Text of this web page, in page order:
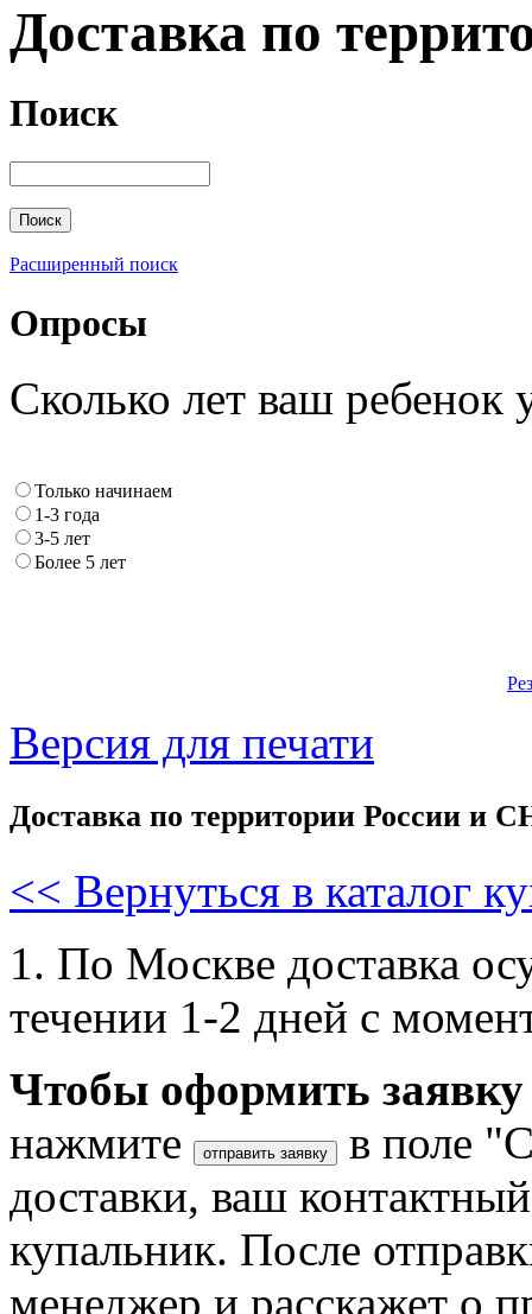
Доставка по
Поиск
Расширенный поиск
Опросы
Сколько лет ваш ребенок
Только начинаем
1-3 года
3-5 лет
Более 5 лет
Версия для печати
Доставка по территории России и
<< Вернуться в каталог
1. По Москве доставка
течении 1-2 дней с
Чтобы оформить
нажмите
отправить заявку
в поле
доставки, ваш
купальник. После
менеджер и расскажет о